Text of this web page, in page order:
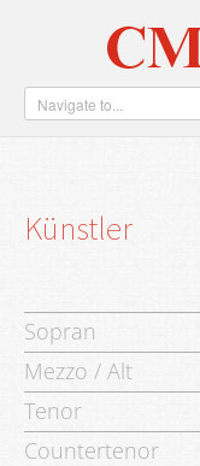
Home
Künstler
Verlag
Künstler
Sopran
Mezzo / Alt
Tenor
Countertenor